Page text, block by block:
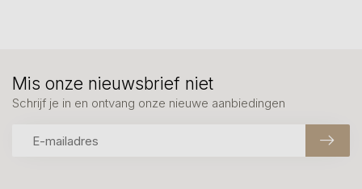
Mis onze nieuwsbrief niet
Schrijf je in en ontvang onze nieuwe aanbiedingen